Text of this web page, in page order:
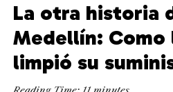
La otra historia
Medellín: Como
limpió su